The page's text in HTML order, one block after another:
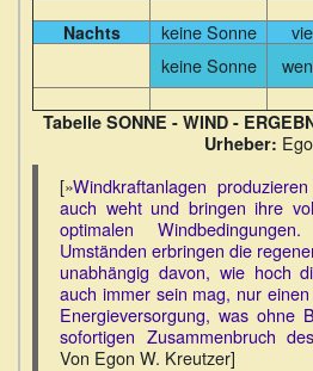
Nachts keine Sonne
keine Sonne
Tabelle SONNE - WIND -
Urheber:
[»Windkraftanlagen
auch weht und bringen ihre
optimalen
Umständen erbringen die
unabhängig davon, wie hoch
auch immer sein mag, nur
Energieversorgung, was ohne
sofortigen Zusammenbruch
Von Egon W. Kreutzer]